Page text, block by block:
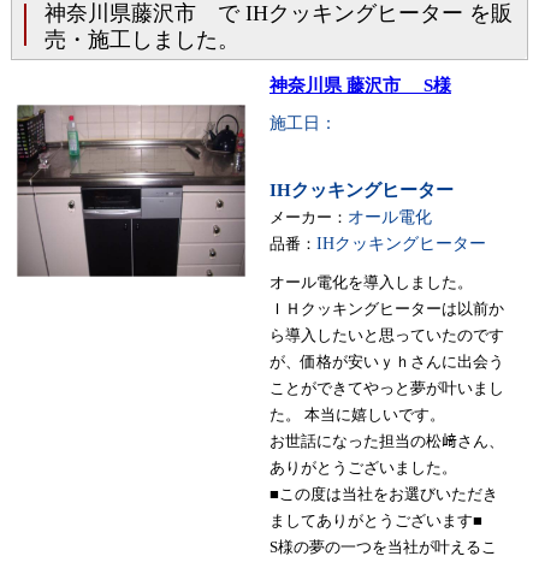
神奈川県藤沢市 で IHクッキングヒーター を販
売・施工しました。
神奈川県 藤沢市 S様
施工日：
IHクッキングヒーター
メーカー： オール電化
品番： IHクッキングヒーター
オール電化を導入しました。
ＩＨクッキングヒーターは以前か
ら導入したいと思っていたのです
が、価格が安いｙｈさんに出会う
ことができてやっと夢が叶いまし
た。 本当に嬉しいです。
お世話になった担当の松﨑さん、
ありがとうございました。
■この度は当社をお選びいただき
ましてありがとうございます■
S様の夢の一つを当社が叶えるこ